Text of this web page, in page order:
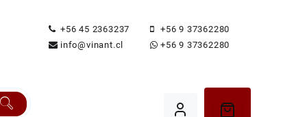
+56 45 2363237
+56 9 37362280
info@vinant.cl
+56 9 37362280